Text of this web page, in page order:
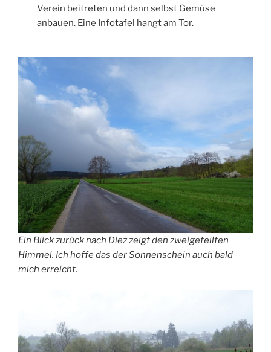
Verein beitreten und dann selbst Gemüse
anbauen. Eine Infotafel hangt am Tor.
Ein Blick zurück nach Diez zeigt den zweigeteilten
Himmel. Ich hoffe das der Sonnenschein auch bald
mich erreicht.